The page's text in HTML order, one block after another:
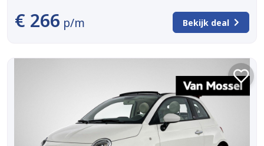
€ 266 p/m Bekijk deal